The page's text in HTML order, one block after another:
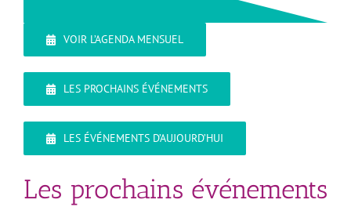
VOIR L’AGENDA MENSUEL
LES PROCHAINS ÉVÉNEMENTS
LES ÉVÉNEMENTS D’AUJOURD’HUI
Les prochains événements